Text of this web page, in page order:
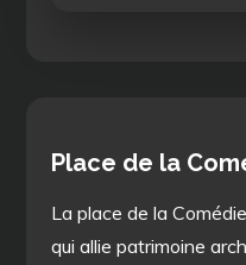
Place de la
La place de la
qui allie patrimoine